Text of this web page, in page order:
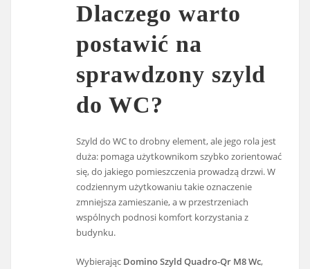
Dlaczego warto
postawić na
sprawdzony szyld
do WC?
Szyld do WC to drobny element, ale jego rola jest
duża: pomaga użytkownikom szybko zorientować
się, do jakiego pomieszczenia prowadzą drzwi. W
codziennym użytkowaniu takie oznaczenie
zmniejsza zamieszanie, a w przestrzeniach
wspólnych podnosi komfort korzystania z
budynku.
Wybierając Domino Szyld Quadro-Qr M8 Wc,